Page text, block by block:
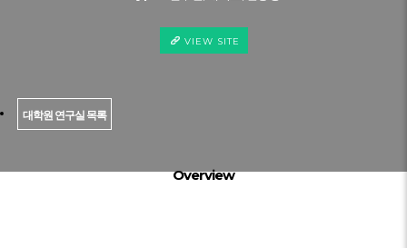
VIEW SITE
대학원 연구실 목록
Overview